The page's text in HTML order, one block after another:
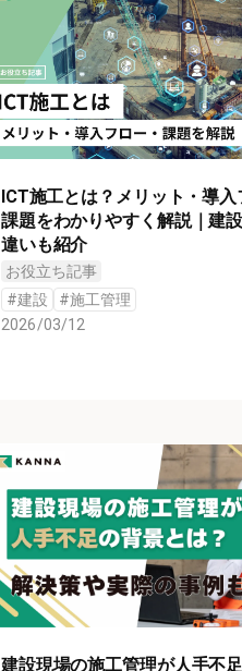
ICT施工とは？メリット・導入
課題をわかりやすく解説｜建
違いも紹介
お役立ち記事
#建設 #施工管理
2026/03/12
建設現場の施工管理が人手不